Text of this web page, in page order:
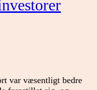
var væsentligt bedre